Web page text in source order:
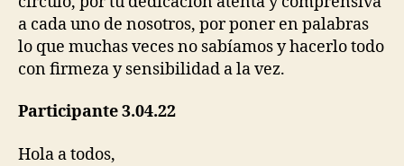
a cada uno de nosotros, por poner en palabras
lo que muchas veces no sabíamos y hacerlo todo
con firmeza y sensibilidad a la vez.
Participante 3.04.22
Hola a todos,